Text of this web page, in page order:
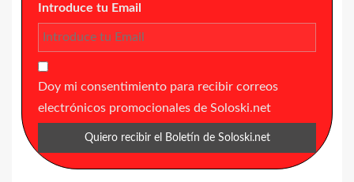
Introduce tu Email
Doy mi consentimiento para recibir correos
electrónicos promocionales de Soloski.net